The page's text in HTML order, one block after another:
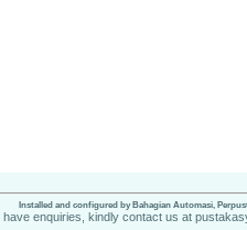
Installed and configured by Bahagian Automasi,
have enquiries, kindly contact us at